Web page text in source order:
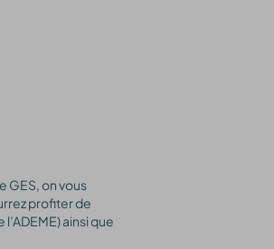
GES, on vous
profiter de
ainsi que